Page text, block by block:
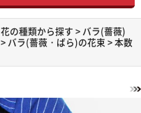
花の種類から探す > バラ(薔薇)
> バラ(薔薇・ばら)の花束 > 本数